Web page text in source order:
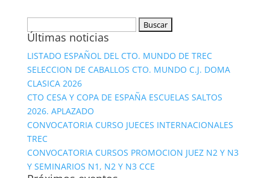
Últimas noticias
LISTADO ESPAÑOL DEL CTO. MUNDO DE TREC
SELECCION DE CABALLOS CTO. MUNDO C.J. DOMA
CLASICA 2026
CTO CESA Y COPA DE ESPAÑA ESCUELAS SALTOS
2026. APLAZADO
CONVOCATORIA CURSO JUECES INTERNACIONALES
TREC
CONVOCATORIA CURSOS PROMOCION JUEZ N2 Y N3
Y SEMINARIOS N1, N2 Y N3 CCE